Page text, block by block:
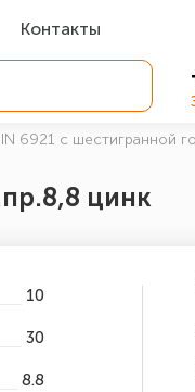
Контакты
6921 с шестигранной
цинк
10
30
8.8